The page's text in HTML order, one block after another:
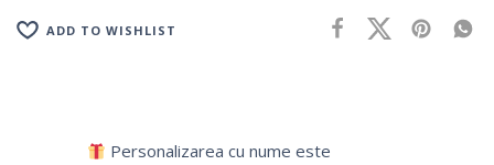
ADD TO WISHLIST
Personalizarea cu nume este